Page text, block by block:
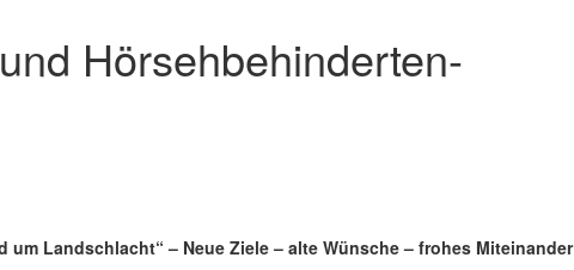
Hörsehbehinderten-
um Landschlacht“ – Neue Ziele – alte Wünsche – frohes Miteinander